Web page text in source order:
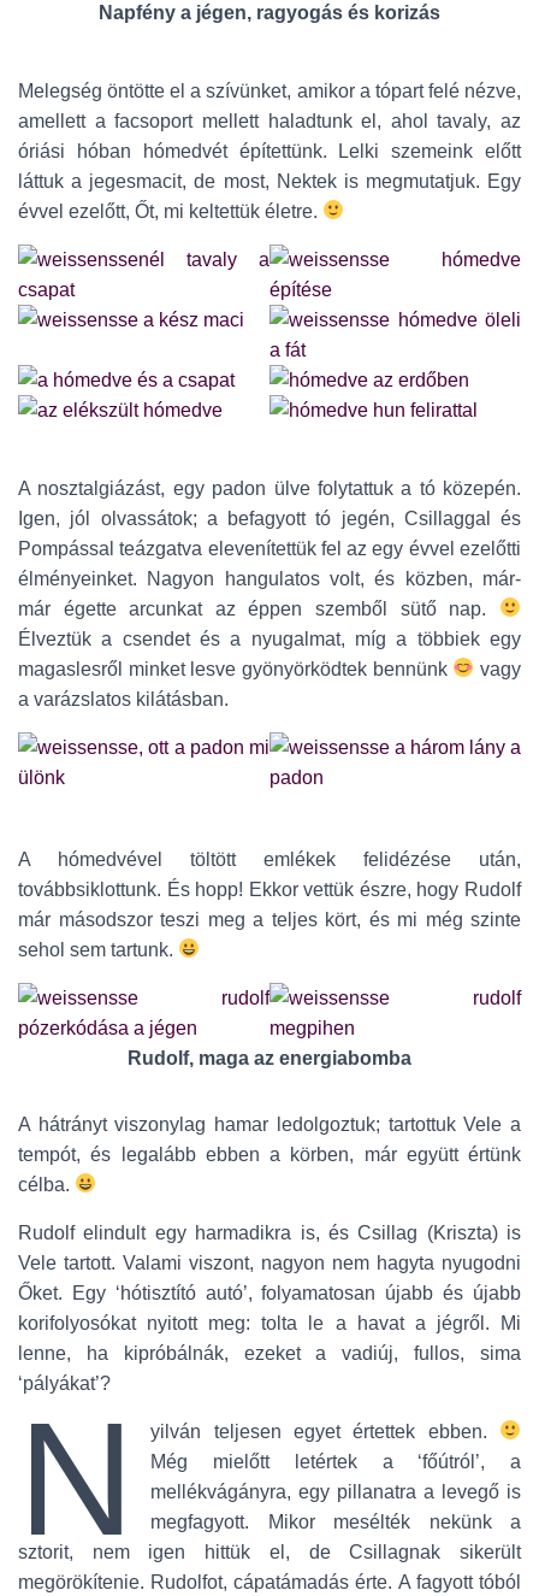
Napfény a jégen, ragyogás és korizás
Melegség öntötte el a szívünket, amikor a tópart felé nézve,
amellett a facsoport mellett haladtunk el, ahol tavaly, az
óriási hóban hómedvét építettünk. Lelki szemeink előtt
láttuk a jegesmacit, de most, Nektek is megmutatjuk. Egy
évvel ezelőtt, Őt, mi keltettük életre.
A nosztalgiázást, egy padon ülve folytattuk a tó közepén.
Igen, jól olvassátok; a befagyott tó jegén, Csillaggal és
Pompással teázgatva elevenítettük fel az egy évvel ezelőtti
élményeinket. Nagyon hangulatos volt, és közben, már-
már égette arcunkat az éppen szemből sütő nap.
Élveztük a csendet és a nyugalmat, míg a többiek egy
magaslesről minket lesve gyönyörködtek bennünk
vagy
a varázslatos kilátásban.
A hómedvével töltött emlékek felidézése után,
továbbsiklottunk. És hopp! Ekkor vettük észre, hogy Rudolf
már másodszor teszi meg a teljes kört, és mi még szinte
sehol sem tartunk.
Rudolf, maga az energiabomba
A hátrányt viszonylag hamar ledolgoztuk; tartottuk Vele a
tempót, és legalább ebben a körben, már együtt értünk
célba.
Rudolf elindult egy harmadikra is, és Csillag (Kriszta) is
Vele tartott. Valami viszont, nagyon nem hagyta nyugodni
Őket. Egy ‘hótisztító autó’, folyamatosan újabb és újabb
korifolyosókat nyitott meg: tolta le a havat a jégről. Mi
lenne, ha kipróbálnák, ezeket a vadiúj, fullos, sima
‘pályákat’?
N
yilván teljesen egyet értettek ebben.
Még mielőtt letértek a ‘főútról’, a
mellékvágányra, egy pillanatra a levegő is
megfagyott. Mikor mesélték nekünk a
sztorit, nem igen hittük el, de Csillagnak sikerült
megörökítenie. Rudolfot, cápatámadás érte. A fagyott tóból